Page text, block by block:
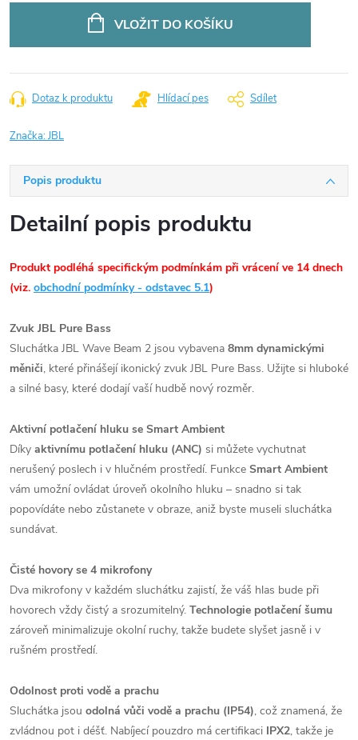
VLOŽIT DO KOŠÍKU
Dotaz k produktu Hlídací pes Sdílet
Značka:JBL
Popis produktu
Detailní popis produktu
Produkt podléhá specifickým podmínkám při vrácení ve 14 dnech
(viz. obchodní podmínky - odstavec 5.1)
Zvuk JBL Pure Bass
Sluchátka JBL Wave Beam 2 jsou vybavena 8mm dynamickými
měniči, které přinášejí ikonický zvuk JBL Pure Bass. Užijte si hluboké
a silné basy, které dodají vaší hudbě nový rozměr.
Aktivní potlačení hluku se Smart Ambient
Díky aktivnímu potlačení hluku (ANC) si můžete vychutnat
nerušený poslech i v hlučném prostředí. Funkce Smart Ambient
vám umožní ovládat úroveň okolního hluku – snadno si tak
popovídáte nebo zůstanete v obraze, aniž byste museli sluchátka
sundávat.
Čisté hovory se 4 mikrofony
Dva mikrofony v každém sluchátku zajistí, že váš hlas bude při
hovorech vždy čistý a srozumitelný. Technologie potlačení šumu
zároveň minimalizuje okolní ruchy, takže budete slyšet jasně i v
rušném prostředí.
Odolnost proti vodě a prachu
Sluchátka jsou odolná vůči vodě a prachu (IP54), což znamená, že
zvládnou pot i déšť. Nabíjecí pouzdro má certifikaci IPX2, takže je